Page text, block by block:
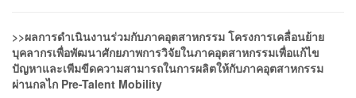
>>ผลการดำเนินงานร่วมกับภาคอุตสาหกรรม โครงการเคลื่อนย้าย
บุคลากรเพื่อพัฒนาศักยภาพการวิจัยในภาคอุตสาหกรรมเพื่อแก้ไข
ปัญหาและเพีมขีดความสามารถในการผลิตให้กับภาคอุตสาหกรรม
ผ่านกลไก Pre-Talent Mobility